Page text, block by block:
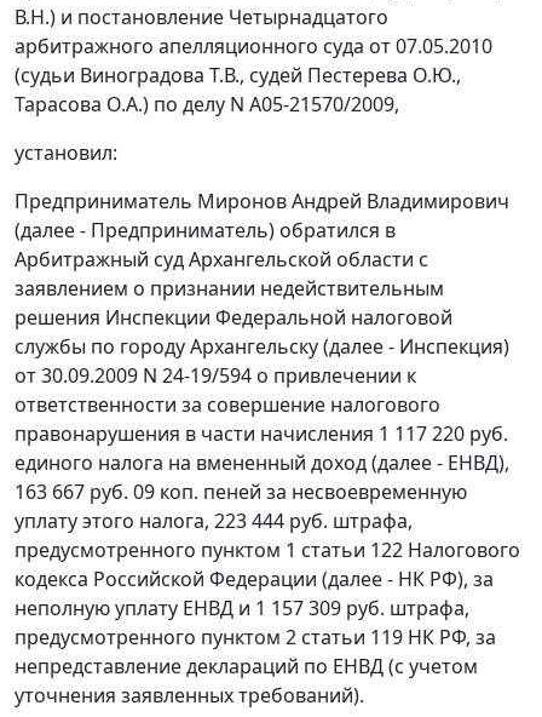
В.Н.) и постановление Четырнадцатого
арбитражного апелляционного суда от 07.05.2010
(судьи Виноградова Т.В., судей Пестерева О.Ю.,
Тарасова О.А.) по делу N А05-21570/2009,
установил:
Предприниматель Миронов Андрей Владимирович
(далее - Предприниматель) обратился в
Арбитражный суд Архангельской области с
заявлением о признании недействительным
решения Инспекции Федеральной налоговой
службы по городу Архангельску (далее - Инспекция)
от 30.09.2009 N 24-19/594 о привлечении к
ответственности за совершение налогового
правонарушения в части начисления 1 117 220 руб.
единого налога на вмененный доход (далее - ЕНВД),
163 667 руб. 09 коп. пеней за несвоевременную
уплату этого налога, 223 444 руб. штрафа,
предусмотренного пунктом 1 статьи 122 Налогового
кодекса Российской Федерации (далее - НК РФ), за
неполную уплату ЕНВД и 1 157 309 руб. штрафа,
предусмотренного пунктом 2 статьи 119 НК РФ, за
непредставление деклараций по ЕНВД (с учетом
уточнения заявленных требований).